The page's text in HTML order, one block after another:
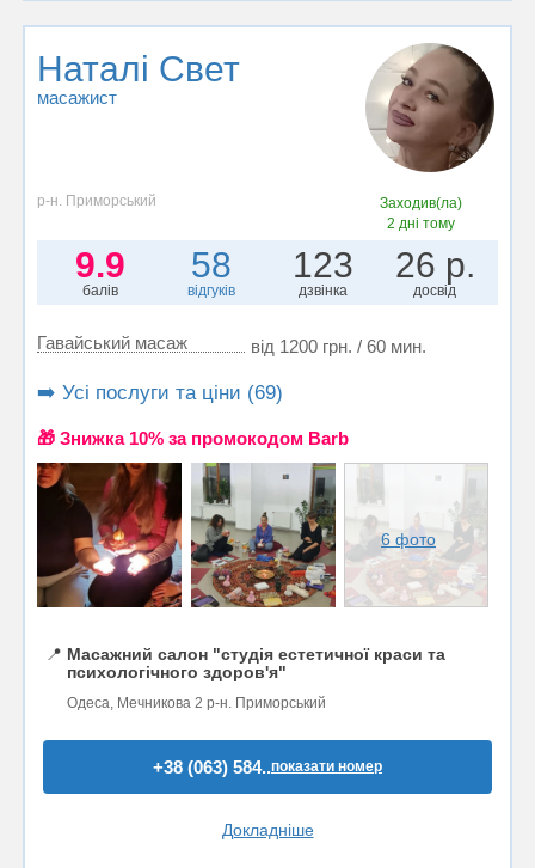
Наталi Свет
масажист
р-н. Приморський
Заходив(ла)
2 дні тому
9.9
балів
58
відгуків
123
дзвінка
26 р.
досвід
Гавайський масаж від 1200 грн. / 60 мин.
➡️ Усі послуги та ціни (69)
🎁 Знижка 10% за промокодом Barb
6 фото
📍 Масажний салон "студія естетичної краси та
психологічного здоров'я"
Одеса, Мечникова 2 р-н. Приморський
+38 (063) 584..показати номер
Докладніше